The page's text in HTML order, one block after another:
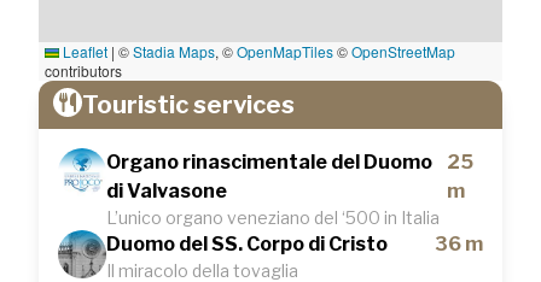
Leaflet | ©Stadia Maps, ©OpenMapTiles©OpenStreetMap
contributors
Touristic services
Organo rinascimentale del Duomo
di Valvasone
L’unico organo veneziano del ‘500 in Italia
25
m
Duomo del SS. Corpo di Cristo
Il miracolo della tovaglia
36 m